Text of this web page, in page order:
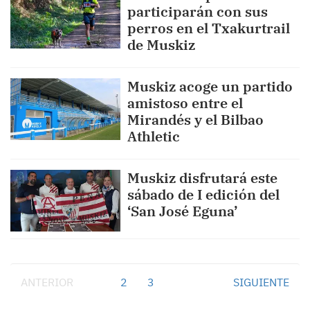
participarán con sus
perros en el Txakurtrail
de Muskiz
Muskiz acoge un partido
amistoso entre el
Mirandés y el Bilbao
Athletic
Muskiz disfrutará este
sábado de I edición del
‘San José Eguna’
ANTERIOR 2 3 SIGUIENTE